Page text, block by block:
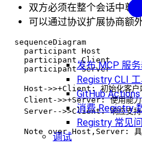
发布 MCP 服
Registry CLI
GitHub
消费 Registry
Registry 常见
调试
双方必须在整个会话中尊
可以通过协议扩展协商额
  sequenceDiagram
    participant Host
    participant Client
    participant Server
Host->>+Client: 初始化客户
Client->>+Server: 使用能力
Server-->>Client: 响应支持
Note over Host,Server: 具